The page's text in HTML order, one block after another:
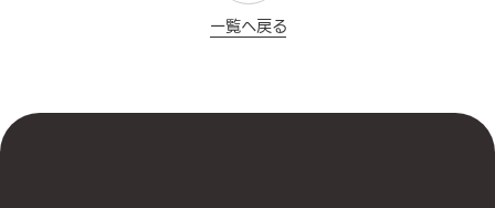
一覧へ戻る